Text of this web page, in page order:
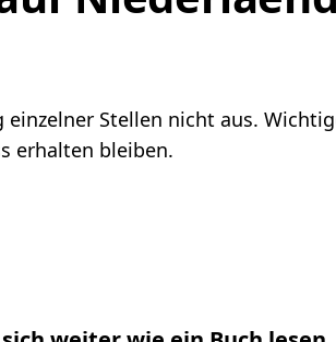
einzelner Stellen nicht aus.
erhalten bleiben.